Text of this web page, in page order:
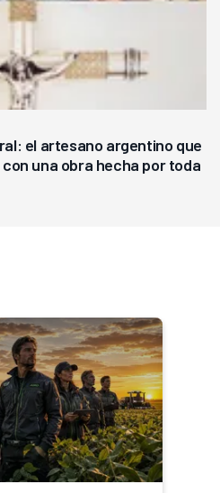
el artesano argentino que
una obra hecha por toda